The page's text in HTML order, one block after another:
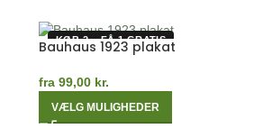
KØB 2 – FÅ 1 GRATIS
Bauhaus 1923 plakat
fra 99,00 kr.
VÆLG MULIGHEDER